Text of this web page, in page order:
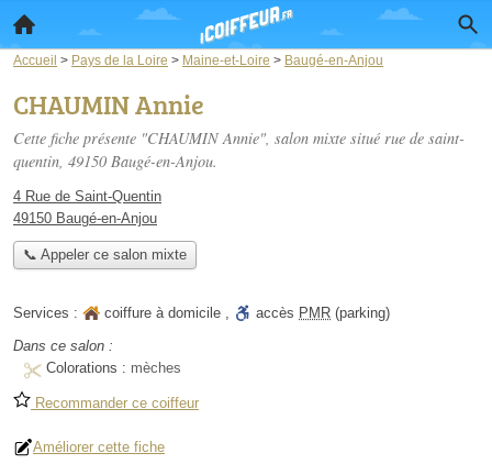
Accueil > Pays de la Loire > Maine-et-Loire > Baugé-en-Anjou
CHAUMIN Annie
Cette fiche présente "CHAUMIN Annie", salon mixte situé rue de saint-
quentin, 49150 Baugé-en-Anjou.
4 Rue de Saint-Quentin
49150 Baugé-en-Anjou
📞 Appeler ce salon mixte
Services : coiffure à domicile , accès PMR (parking)
Dans ce salon :
Colorations : mèches
Recommander ce coiffeur
Améliorer cette fiche